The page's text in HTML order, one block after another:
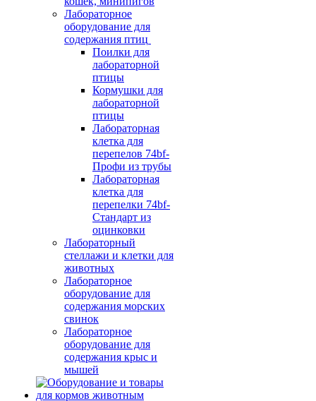
Лабораторное
оборудование для
содержания птиц
Поилки для
лабораторной
птицы
Кормушки для
лабораторной
птицы
Лабораторная
клетка для
перепелов 74bf-
Профи из трубы
Лабораторная
клетка для
перепелки 74bf-
Стандарт из
оцинковки
Лабораторный
стеллажи и клетки для
животных
Лабораторное
оборудование для
содержания морских
свинок
Лабораторное
оборудование для
содержания крыс и
мышей